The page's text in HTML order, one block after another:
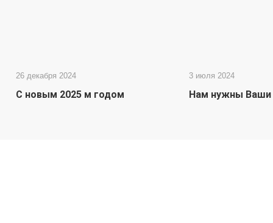
26 декабря 2024
С новым 2025 м годом
3 июля 2024
Нам нужны Ваши